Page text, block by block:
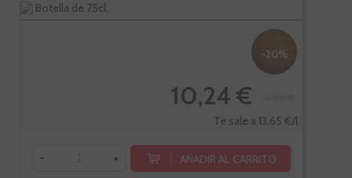
Botella de 75cl.
-20%
10,24 €
Te sale a 13,65 €/l
- + AÑADIR AL CARRITO